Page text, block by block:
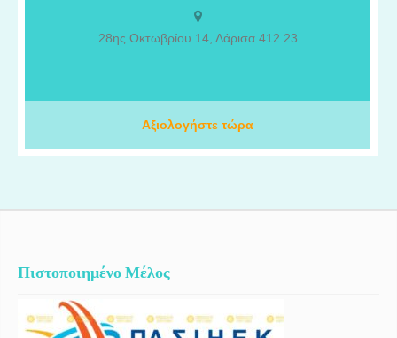
με στόχο την καλύτερη δυνατή υποστήριξη των ασθενών μου. Η
δύο μεγαλύτερα πανεπιστημιακά νοσοκομεία της Ελβετίας, το
απέκτησα εξειδικευμένες γνώσεις και εργάστηκα πάνω στις πιο
προηγμένες ογκολογικές θεραπείες. Στο ΙΑΣΩ Θεσσαλίας,
αξιολόγηση και τη βέλτιστη θεραπευτική προσέγγιση κάθε
28ης Οκτωβρίου 14, Λάρισα 412 23
Αξιολογήστε τώρα
Πιστοποιημένο Μέλος